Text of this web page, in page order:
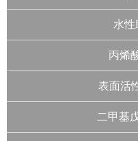
水性
丙烯
表面活
二甲基